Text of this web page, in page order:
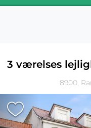
3 værelses
8900,